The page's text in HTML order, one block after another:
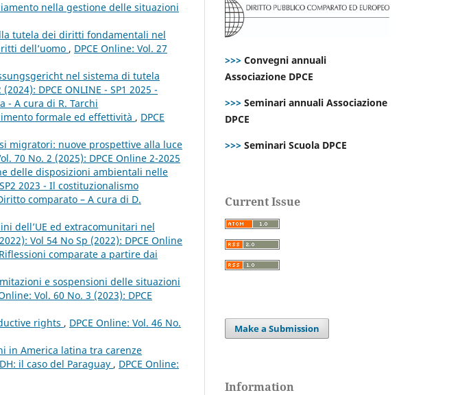
nella gestione delle situazioni
tutela dei diritti fondamentali nel
dell’uomo , DPCE Online: Vol. 27
nel sistema di tutela
DPCE ONLINE - SP1 2025 -
- A cura di R. Tarchi
formale ed effettività , DPCE
migratori: nuove prospettive alla luce
70 No. 2 (2025): DPCE Online 2-2025
delle disposizioni ambientali nelle
2023 - Il costituzionalismo
comparato – A cura di D.
dell’UE ed extracomunitari nel
Vol 54 No Sp (2022): DPCE Online
comparate a partire dai
e sospensioni delle situazioni
Vol. 60 No. 3 (2023): DPCE
rights , DPCE Online: Vol. 46 No.
in America latina tra carenze
il caso del Paraguay , DPCE Online:
>>> Convegni annuali
Associazione DPCE
>>> Seminari annuali Associazione
DPCE
>>> Seminari Scuola DPCE
Current Issue
Make a Submission
Information